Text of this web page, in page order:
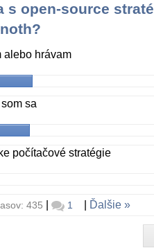
s open-source
alebo hrávam
sa
počítačové stratégie
435 | 1 Ďalšie